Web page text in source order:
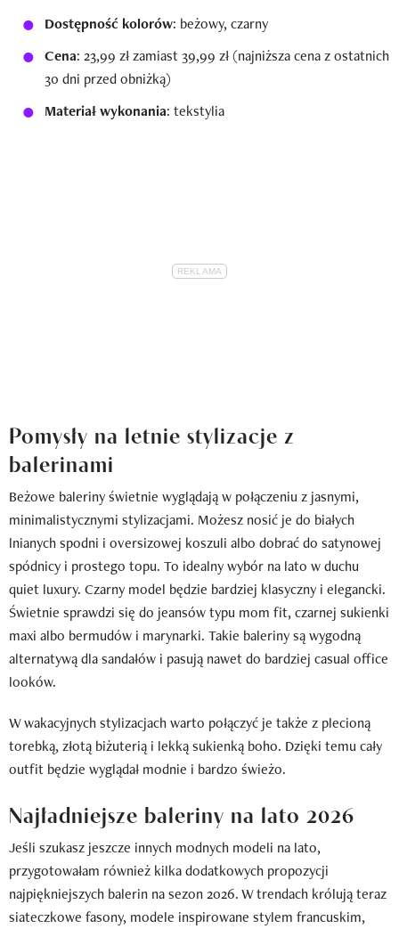
Dostępność kolorów: beżowy, czarny
Cena: 23,99 zł zamiast 39,99 zł (najniższa cena z ostatnich
30 dni przed obniżką)
Materiał wykonania: tekstylia
Pomysły na letnie stylizacje z
balerinami
Beżowe baleriny świetnie wyglądają w połączeniu z jasnymi,
minimalistycznymi stylizacjami. Możesz nosić je do białych
lnianych spodni i oversizowej koszuli albo dobrać do satynowej
spódnicy i prostego topu. To idealny wybór na lato w duchu
quiet luxury. Czarny model będzie bardziej klasyczny i elegancki.
Świetnie sprawdzi się do jeansów typu mom fit, czarnej sukienki
maxi albo bermudów i marynarki. Takie baleriny są wygodną
alternatywą dla sandałów i pasują nawet do bardziej casual office
looków.
W wakacyjnych stylizacjach warto połączyć je także z plecioną
torebką, złotą biżuterią i lekką sukienką boho. Dzięki temu cały
outfit będzie wyglądał modnie i bardzo świeżo.
Najładniejsze baleriny na lato 2026
Jeśli szukasz jeszcze innych modnych modeli na lato,
przygotowałam również kilka dodatkowych propozycji
najpiękniejszych balerin na sezon 2026. W trendach królują teraz
siateczkowe fasony, modele inspirowane stylem francuskim,